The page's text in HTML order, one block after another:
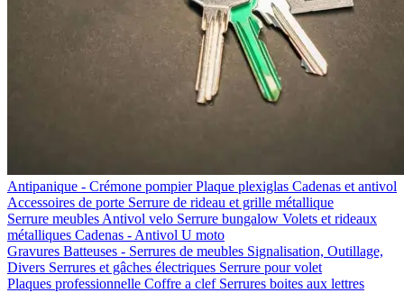
Antipanique - Crémone pompierPlaque plexiglas Cadenas et antivol
Accessoires de porte Serrure de rideau et grille métallique
Serrure meubles Antivol velo Serrure bungalow Volets et rideaux
métalliques Cadenas - Antivol U moto
Gravures Batteuses - Serrures de meubles Signalisation, Outillage,
Divers Serrures et gâches électriques Serrure pour volet
Plaques professionnelle Coffre a clef Serrures boites aux lettres